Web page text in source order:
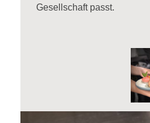
Gesellschaft passt.